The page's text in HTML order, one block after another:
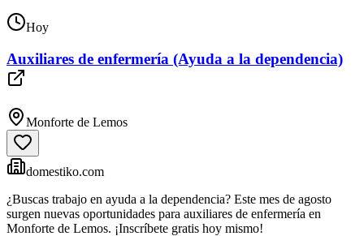
Hoy
Auxiliares de enfermería (Ayuda a la dependencia)
Monforte de Lemos
domestiko.com
¿Buscas trabajo en ayuda a la dependencia? Este mes de agosto
surgen nuevas oportunidades para auxiliares de enfermería en
Monforte de Lemos. ¡Inscríbete gratis hoy mismo!